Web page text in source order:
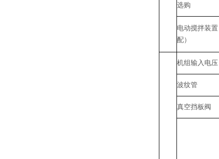
选购
电动搅拌装
配）
机组输入电压
波纹管
真空挡板阀